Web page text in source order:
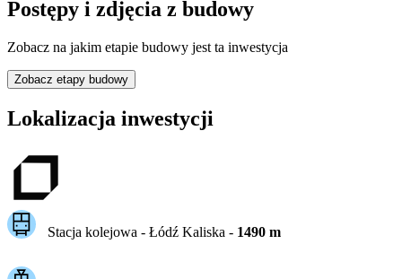
Postępy i zdjęcia z budowy
Zobacz na jakim etapie budowy jest ta inwestycja
Zobacz etapy budowy
Lokalizacja inwestycji
Stacja kolejowa - Łódź Kaliska - 1490m